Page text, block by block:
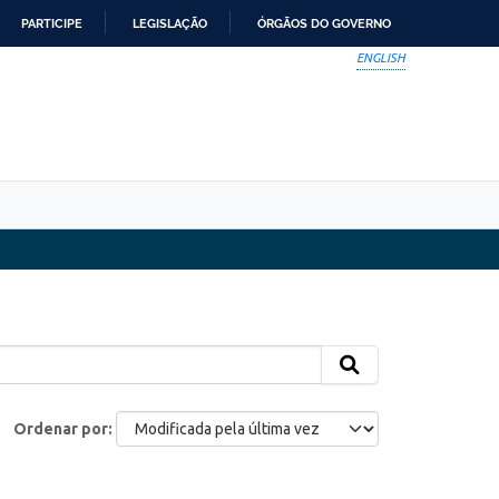
PARTICIPE LEGISLAÇÃO ÓRGÃOS DO GOVERNO
ENGLISH
Ordenar por